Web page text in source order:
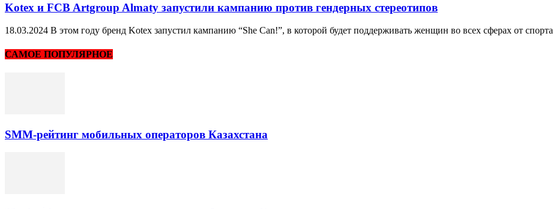
Kotex и FCB Artgroup Almaty запустили кампанию против гендерных стереотипов
18.03.2024 В этом году бренд Kotex запустил кампанию “She Can!”, в которой будет поддерживать женщин во всех сферах от
САМОЕ ПОПУЛЯРНОЕ
SMM-рейтинг мобильных операторов Казахстана